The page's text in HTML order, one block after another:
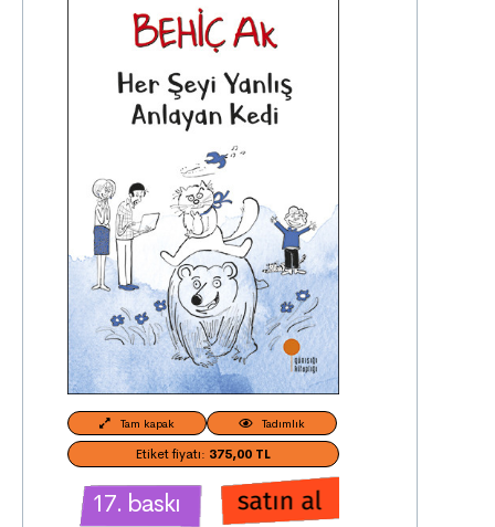
Tam kapak Tadımlık
Etiket fiyatı: 375,00 TL
17. baskı